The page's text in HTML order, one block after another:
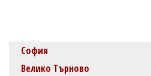
София
Велико Търново